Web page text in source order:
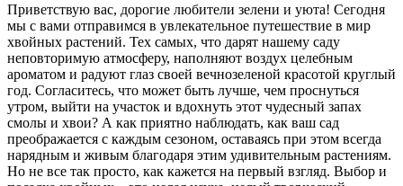
Приветствую вас, дорогие любители зелени и уюта! Сегодня
мы с вами отправимся в увлекательное путешествие в мир
хвойных растений. Тех самых, что дарят нашему саду
неповторимую атмосферу, наполняют воздух целебным
ароматом и радуют глаз своей вечнозеленой красотой круглый
год. Согласитесь, что может быть лучше, чем проснуться
утром, выйти на участок и вдохнуть этот чудесный запах
смолы и хвои? А как приятно наблюдать, как ваш сад
преображается с каждым сезоном, оставаясь при этом всегда
нарядным и живым благодаря этим удивительным растениям.
Но не все так просто, как кажется на первый взгляд. Выбор и